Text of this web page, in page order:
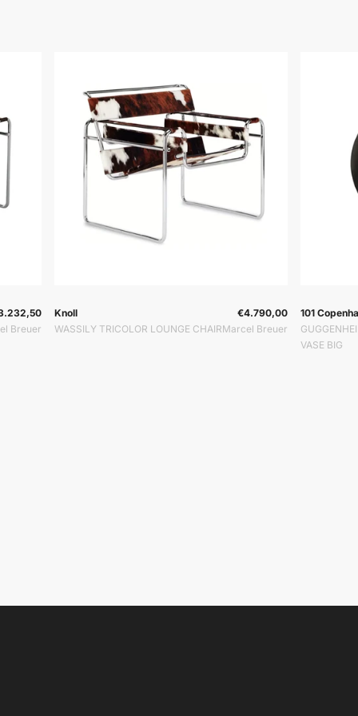
Breuer
Prodavač:
Knoll
WASSILY TRICOLOR LOUNGE CHAIR
Prodavač:
€4.790,00
Marcel Breuer
Prodavač:
101
VASE BIG